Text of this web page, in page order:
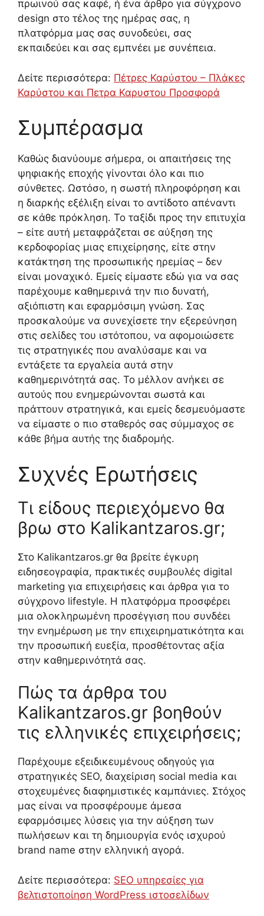
πρωινού σας καφέ, ή ένα άρθρο για σύγχρονο
design στο τέλος της ημέρας σας, η
πλατφόρμα μας σας συνοδεύει, σας
εκπαιδεύει και σας εμπνέει με συνέπεια.
Δείτε περισσότερα: Πέτρες Καρύστου – Πλάκες
Καρύστου και Πετρα Καρυστου Προσφορά
Συμπέρασμα
Καθώς διανύουμε σήμερα, οι απαιτήσεις της
ψηφιακής εποχής γίνονται όλο και πιο
σύνθετες. Ωστόσο, η σωστή πληροφόρηση και
η διαρκής εξέλιξη είναι το αντίδοτο απέναντι
σε κάθε πρόκληση. Το ταξίδι προς την επιτυχία
– είτε αυτή μεταφράζεται σε αύξηση της
κερδοφορίας μιας επιχείρησης, είτε στην
κατάκτηση της προσωπικής ηρεμίας – δεν
είναι μοναχικό. Εμείς είμαστε εδώ για να σας
παρέχουμε καθημερινά την πιο δυνατή,
αξιόπιστη και εφαρμόσιμη γνώση. Σας
προσκαλούμε να συνεχίσετε την εξερεύνηση
στις σελίδες του ιστότοπου, να αφομοιώσετε
τις στρατηγικές που αναλύσαμε και να
εντάξετε τα εργαλεία αυτά στην
καθημερινότητά σας. Το μέλλον ανήκει σε
αυτούς που ενημερώνονται σωστά και
πράττουν στρατηγικά, και εμείς δεσμευόμαστε
να είμαστε ο πιο σταθερός σας σύμμαχος σε
κάθε βήμα αυτής της διαδρομής.
Συχνές Ερωτήσεις
Τι είδους περιεχόμενο θα
βρω στο Kalikantzaros.gr;
Στο Kalikantzaros.gr θα βρείτε έγκυρη
ειδησεογραφία, πρακτικές συμβουλές digital
marketing για επιχειρήσεις και άρθρα για το
σύγχρονο lifestyle. Η πλατφόρμα προσφέρει
μια ολοκληρωμένη προσέγγιση που συνδέει
την ενημέρωση με την επιχειρηματικότητα και
την προσωπική ευεξία, προσθέτοντας αξία
στην καθημερινότητά σας.
Πώς τα άρθρα του
Kalikantzaros.gr βοηθούν
τις ελληνικές επιχειρήσεις;
Παρέχουμε εξειδικευμένους οδηγούς για
στρατηγικές SEO, διαχείριση social media και
στοχευμένες διαφημιστικές καμπάνιες. Στόχος
μας είναι να προσφέρουμε άμεσα
εφαρμόσιμες λύσεις για την αύξηση των
πωλήσεων και τη δημιουργία ενός ισχυρού
brand name στην ελληνική αγορά.
Δείτε περισσότερα: SEO υπηρεσίες για
βελτιστοποίηση WordPress ιστοσελίδων